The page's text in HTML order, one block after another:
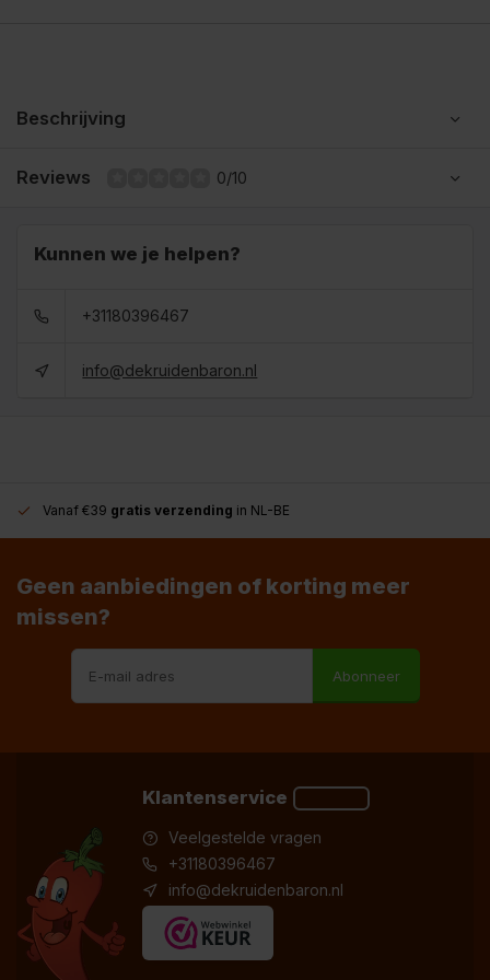
Beschrijving
Reviews 0/10
Kunnen we je helpen?
+31180396467
info@dekruidenbaron.nl
Vanaf €39 gratis verzending in NL-BE
Geen aanbiedingen of korting meer
missen?
Abonneer
Klantenservice
Veelgestelde vragen
+31180396467
info@dekruidenbaron.nl